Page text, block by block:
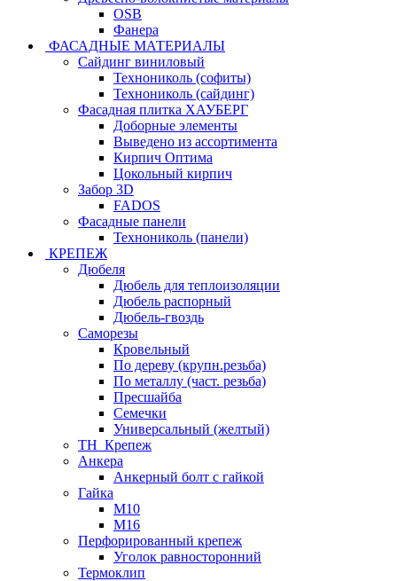
OSB
Фанера
ФАСАДНЫЕ МАТЕРИАЛЫ
Сайдинг виниловый
Технониколь (софиты)
Технониколь (сайдинг)
Фасадная плитка ХАУБЕРГ
Доборные элементы
Выведено из ассортимента
Кирпич Оптима
Цокольный кирпич
Забор 3D
FADOS
Фасадные панели
Технониколь (панели)
КРЕПЕЖ
Дюбеля
Дюбель для теплоизоляции
Дюбель распорный
Дюбель-гвоздь
Саморезы
Кровельный
По дереву (крупн.резьба)
По металлу (част. резьба)
Пресшайба
Семечки
Универсальный (желтый)
ТН_Крепеж
Анкера
Анкерный болт с гайкой
Гайка
М10
М16
Перфорированный крепеж
Уголок равносторонний
Термоклип